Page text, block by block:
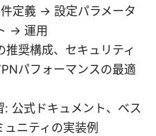
定義 → 設定パラメータ
→ 運用
奨構成、セキュリティ
パフォーマンスの最適
公式ドキュメント、ベス
ュニティの実装例